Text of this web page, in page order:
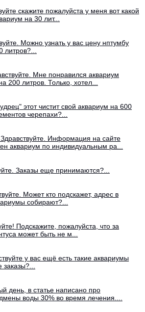
скажите пожалуйста у меня вот какой
на 30 лит...
Можно узнать у вас цену нптумбу
литров?...
Мне понравился аквариум
200 литров. Только, хотел...
этот чистит свой аквариум на 600
черепахи?...
Информация на сайте
аквариум по индивидуальным ра...
Заказы еще принимаются?...
Может кто подскажет, адрес в
собирают?...
Подскажите, пожалуйста, что за
может быть не м...
у вас ещё есть такие аквариумы
день, в статье написано про
воды 30% во время лечения....